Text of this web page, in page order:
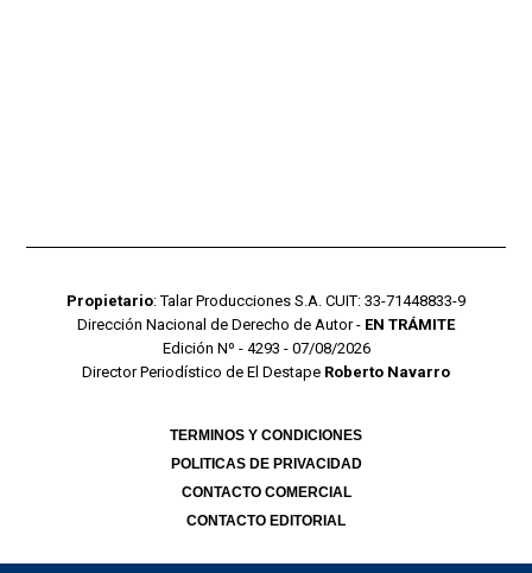
Propietario: Talar Producciones S.A. CUIT: 33-71448833-9
Dirección Nacional de Derecho de Autor - EN TRÁMITE
Edición Nº - 4293 - 07/08/2026
Director Periodístico de El Destape Roberto Navarro
TERMINOS Y CONDICIONES
POLITICAS DE PRIVACIDAD
CONTACTO COMERCIAL
CONTACTO EDITORIAL